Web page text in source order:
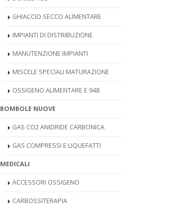
GHIACCIO SECCO ALIMENTARE
IMPIANTI DI DISTRIBUZIONE
MANUTENZIONE IMPIANTI
MISCELE SPECIALI MATURAZIONE
OSSIGENO ALIMENTARE E 948
BOMBOLE NUOVE
GAS CO2 ANIDRIDE CARBONICA
GAS COMPRESSI E LIQUEFATTI
MEDICALI
ACCESSORI OSSIGENO
CARBOSSITERAPIA